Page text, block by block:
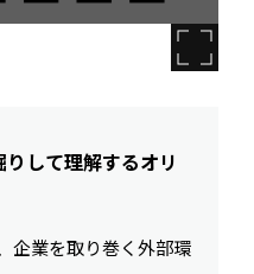
して理解するオリ
企業を取り巻く外部環